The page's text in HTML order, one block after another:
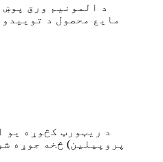
د المونیم ورق
مایع محصول د
د ریټورټ کڅوړه یو
پروپیلین) څخه جوړه